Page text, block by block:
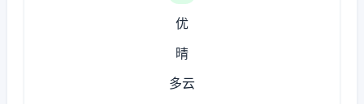
优
晴
多云